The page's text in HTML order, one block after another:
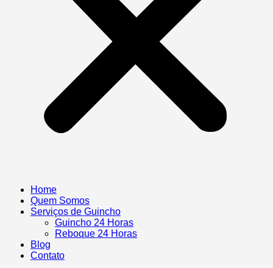
Home
Quem Somos
Serviços de Guincho
Guincho 24 Horas
Reboque 24 Horas
Blog
Contato